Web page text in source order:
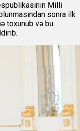
Milli
sonra ilk
toxunub və bu